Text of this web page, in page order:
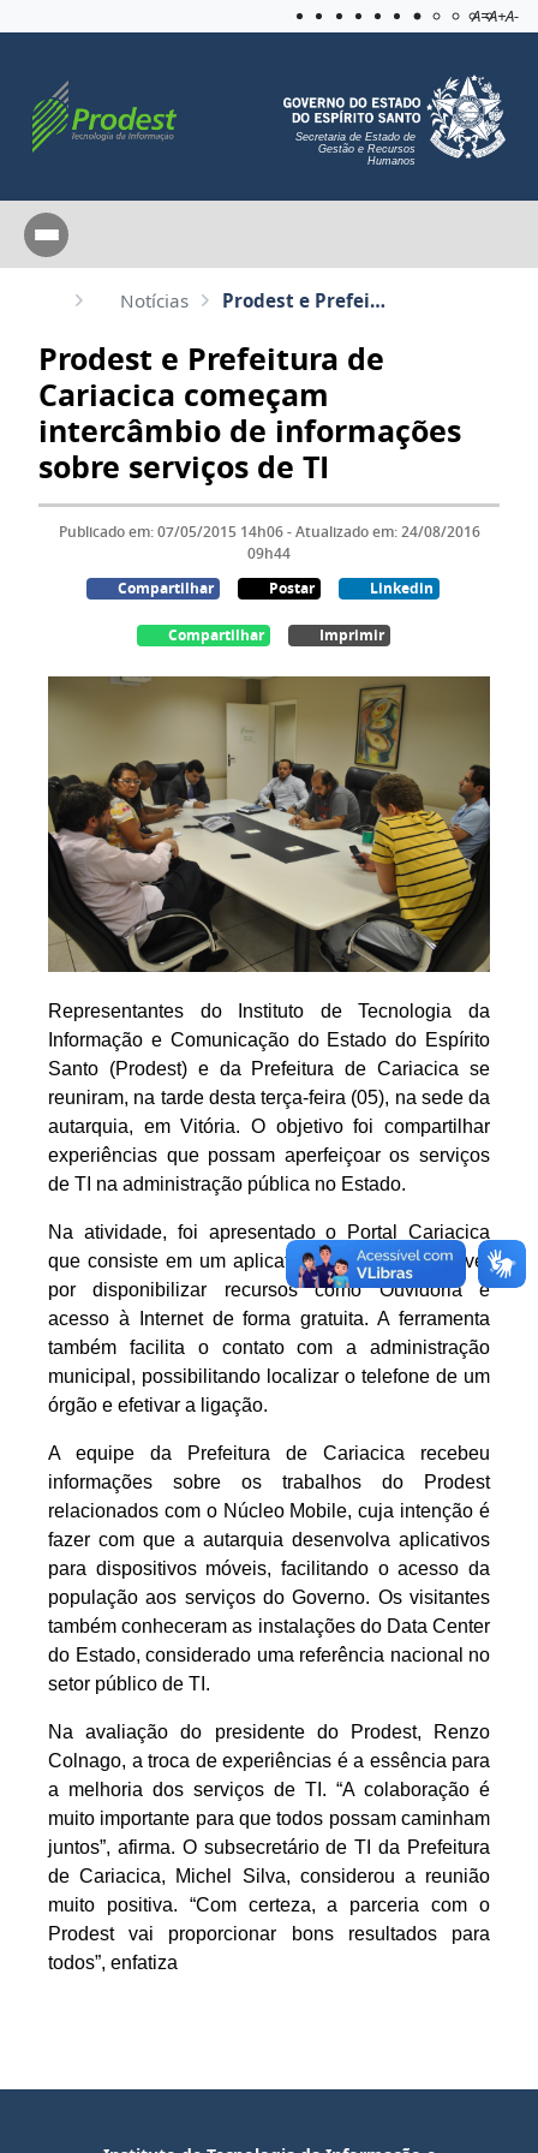
Aplicar
A=A+A-
Secretaria de Estado de
Gestão e Recursos
Humanos
Notícias Prodest e Prefeitura de Cariacica começam intercâmbio de informações sobre serviços de TI
Prodest e Prefeitura de
Cariacica começam
intercâmbio de informações
sobre serviços de TI
Publicado em: 07/05/2015 14h06 - Atualizado em: 24/08/2016
09h44
Compartilhar
Postar Linkedin
Compartilhar Imprimir
Representantes do Instituto de Tecnologia da
Informação e Comunicação do Estado do Espírito
Santo (Prodest) e da Prefeitura de Cariacica se
reuniram, na tarde desta terça-feira (05), na sede da
autarquia, em Vitória. O objetivo foi compartilhar
experiências que possam aperfeiçoar os serviços
de TI na administração pública no Estado.
Na atividade, foi apresentado o Portal Cariacica
que consiste em um aplicativo móvel, responsável
por disponibilizar recursos como Ouvidoria e
acesso à Internet de forma gratuita. A ferramenta
também facilita o contato com a administração
municipal, possibilitando localizar o telefone de um
órgão e efetivar a ligação.
A equipe da Prefeitura de Cariacica recebeu
informações sobre os trabalhos do Prodest
relacionados com o Núcleo Mobile, cuja intenção é
fazer com que a autarquia desenvolva aplicativos
para dispositivos móveis, facilitando o acesso da
população aos serviços do Governo. Os visitantes
também conheceram as instalações do Data Center
do Estado, considerado uma referência nacional no
setor público de TI.
Na avaliação do presidente do Prodest, Renzo
Colnago, a troca de experiências é a essência para
a melhoria dos serviços de TI. “A colaboração é
muito importante para que todos possam caminham
juntos”, afirma. O subsecretário de TI da Prefeitura
de Cariacica, Michel Silva, considerou a reunião
muito positiva. “Com certeza, a parceria com o
Prodest vai proporcionar bons resultados para
todos”, enfatiza